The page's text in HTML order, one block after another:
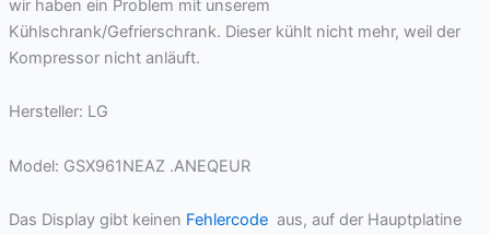
wir haben ein Problem mit unserem
Kühlschrank/Gefrierschrank. Dieser kühlt nicht mehr, weil der
Kompressor nicht anläuft.
Hersteller: LG
Model: GSX961NEAZ .ANEQEUR
Das Display gibt keinen Fehlercode aus, auf der Hauptplatine